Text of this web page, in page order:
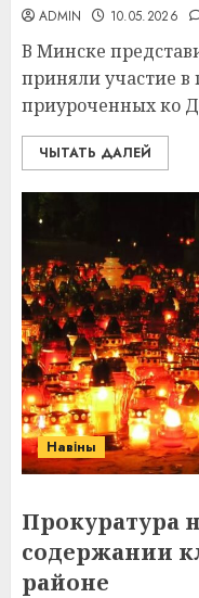
ADMIN 10.05.2026
В Минске
приняли участие
приуроченных ко
ЧЫТАТЬ ДАЛЕЙ
Навіны
Прокуратура
содержании
районе